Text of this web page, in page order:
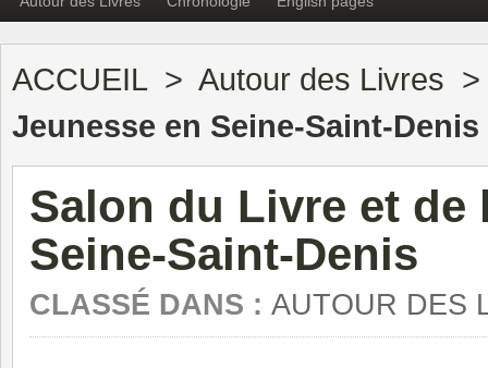
ACCUEIL> Autour des Livres
Jeunesse en Seine-Saint-Denis
Salon du Livre et de
Seine-Saint-Denis
CLASSÉ DANS : AUTOUR DES